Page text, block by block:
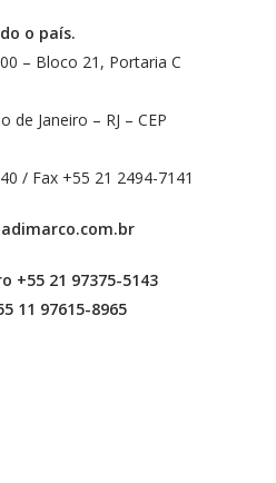
o país.
– Bloco 21, Portaria C
de Janeiro – RJ – CEP
/ Fax +55 21 2494-7141
+55 21 97375-5143
11 97615-8965